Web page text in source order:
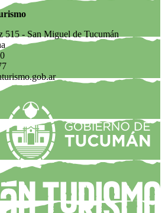
515 - San Miguel de Tucumán